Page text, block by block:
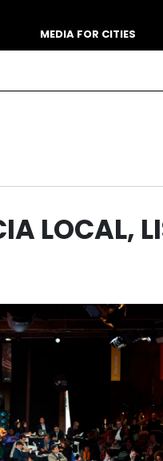
MEDIA FOR CITIES
LOCAL,